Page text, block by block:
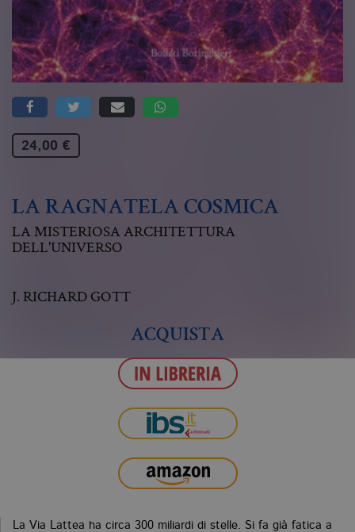
24,00 €
LA RAGNATELA COSMICA
LA MISTERIOSA ARCHITETTURA
DELL'UNIVERSO
J. RICHARD GOTT
ACQUISTA
La Via Lattea ha circa 300 miliardi di stelle. Si fa già fatica a